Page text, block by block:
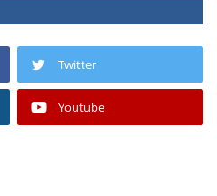
Twitter
Youtube